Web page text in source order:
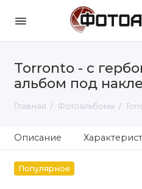
Torronto - с
альбом под
Главная Фотоальбомы
Описание
Популярное